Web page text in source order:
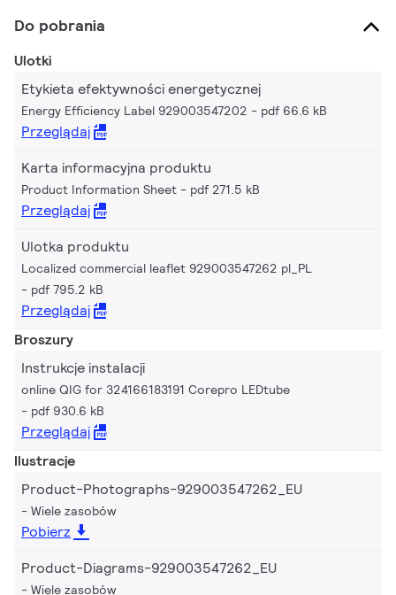
Do pobrania
Ulotki
Etykieta efektywności energetycznej
Energy Efficiency Label 929003547202 pdf 66.6 kB
Przeglądaj
Karta informacyjna produktu
Product Information Sheet pdf 271.5 kB
Przeglądaj
Ulotka produktu
Localized commercial leaflet 929003547262 pl_PL
pdf 795.2 kB
Przeglądaj
Broszury
Instrukcje instalacji
online QIG for 324166183191 Corepro LEDtube
pdf 930.6 kB
Przeglądaj
Ilustracje
Product-Photographs-929003547262_EU
Wiele zasobów
Pobierz
Product-Diagrams-929003547262_EU
Wiele zasobów